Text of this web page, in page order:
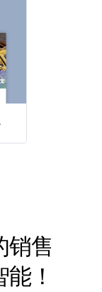
业
销售
！